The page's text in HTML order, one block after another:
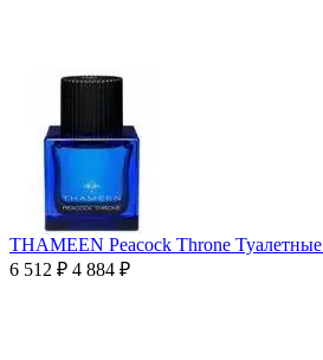
THAMEEN Peacock Throne
6 512 ₽ 4 884 ₽